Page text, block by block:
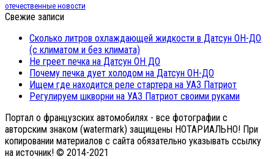
отечественные новости
Свежие записи
Сколько литров охлаждающей жидкости в Датсун ОН-ДО
(с климатом и без климата)
Не греет печка на Датсун ОН ДО
Почему печка дует холодом на Датсун ОН-ДО
Ищем где находится реле стартера на УАЗ Патриот
Регулируем шкворни на УАЗ Патриот своими руками
Портал о французских автомобилях - все фотографии с
авторским знаком (watermark) защищены НОТАРИАЛЬНО! При
копировании материалов с сайта обязательно указывать ссылку
на источник! © 2014-2021